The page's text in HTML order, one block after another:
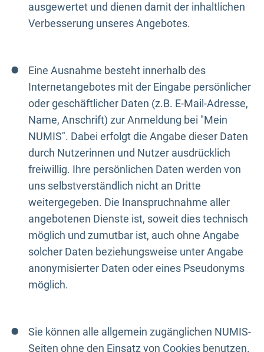
ausgewertet und dienen damit der inhaltlichen
Verbesserung unseres Angebotes.
Eine Ausnahme besteht innerhalb des
Internetangebotes mit der Eingabe persönlicher
oder geschäftlicher Daten (z.B. E-Mail-Adresse,
Name, Anschrift) zur Anmeldung bei "Mein
NUMIS". Dabei erfolgt die Angabe dieser Daten
durch Nutzerinnen und Nutzer ausdrücklich
freiwillig. Ihre persönlichen Daten werden von
uns selbstverständlich nicht an Dritte
weitergegeben. Die Inanspruchnahme aller
angebotenen Dienste ist, soweit dies technisch
möglich und zumutbar ist, auch ohne Angabe
solcher Daten beziehungsweise unter Angabe
anonymisierter Daten oder eines Pseudonyms
möglich.
Sie können alle allgemein zugänglichen NUMIS-
Seiten ohne den Einsatz von Cookies benutzen.